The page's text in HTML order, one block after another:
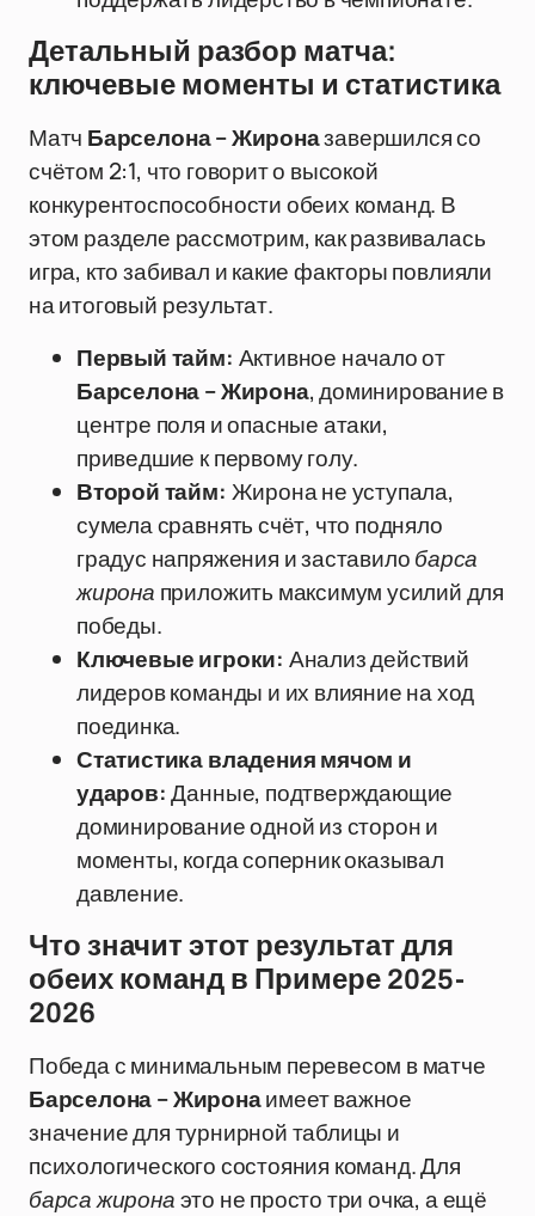
Детальный разбор матча:
ключевые моменты и статистика
Матч Барселона – Жироназавершился со
счётом 2:1, что говорит о высокой
конкурентоспособности обеих команд. В
этом разделе рассмотрим, как развивалась
игра, кто забивал и какие факторы повлияли
на итоговый результат.
Первый тайм: Активное начало от
Барселона – Жирона, доминирование в
центре поля и опасные атаки,
приведшие к первому голу.
Второй тайм: Жирона не уступала,
сумела сравнять счёт, что подняло
градус напряжения и заставилобарса
жирона приложить максимум усилий для
победы.
Ключевые игроки: Анализ действий
лидеров команды и их влияние на ход
поединка.
Статистика владения мячом и
ударов:Данные, подтверждающие
доминирование одной из сторон и
моменты, когда соперник оказывал
давление.
Что значит этот результат для
обеих команд в Примере 2025-
2026
Победа с минимальным перевесом в матче
Барселона – Жиронаимеет важное
значение для турнирной таблицы и
психологического состояния команд. Для
барса жиронаэто не просто три очка, а ещё